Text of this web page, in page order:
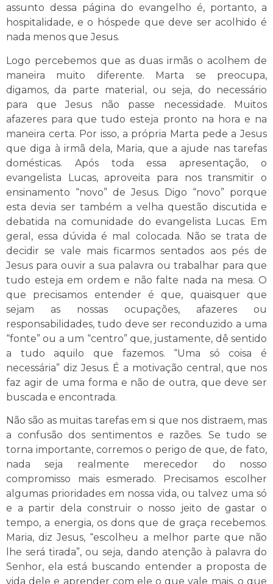
assunto dessa página do evangelho é, portanto, a
hospitalidade, e o hóspede que deve ser acolhido é
nada menos que Jesus.
Logo percebemos que as duas irmãs o acolhem de
maneira muito diferente. Marta se preocupa,
digamos, da parte material, ou seja, do necessário
para que Jesus não passe necessidade. Muitos
afazeres para que tudo esteja pronto na hora e na
maneira certa. Por isso, a própria Marta pede a Jesus
que diga à irmã dela, Maria, que a ajude nas tarefas
domésticas. Após toda essa apresentação, o
evangelista Lucas, aproveita para nos transmitir o
ensinamento “novo” de Jesus. Digo “novo” porque
esta devia ser também a velha questão discutida e
debatida na comunidade do evangelista Lucas. Em
geral, essa dúvida é mal colocada. Não se trata de
decidir se vale mais ficarmos sentados aos pés de
Jesus para ouvir a sua palavra ou trabalhar para que
tudo esteja em ordem e não falte nada na mesa. O
que precisamos entender é que, quaisquer que
sejam as nossas ocupações, afazeres ou
responsabilidades, tudo deve ser reconduzido a uma
“fonte” ou a um “centro” que, justamente, dê sentido
a tudo aquilo que fazemos. “Uma só coisa é
necessária” diz Jesus. É a motivação central, que nos
faz agir de uma forma e não de outra, que deve ser
buscada e encontrada.
Não são as muitas tarefas em si que nos distraem, mas
a confusão dos sentimentos e razões. Se tudo se
torna importante, corremos o perigo de que, de fato,
nada seja realmente merecedor do nosso
compromisso mais esmerado. Precisamos escolher
algumas prioridades em nossa vida, ou talvez uma só
e a partir dela construir o nosso jeito de gastar o
tempo, a energia, os dons que de graça recebemos.
Maria, diz Jesus, “escolheu a melhor parte que não
lhe será tirada”, ou seja, dando atenção à palavra do
Senhor, ela está buscando entender a proposta de
vida dele e aprender com ele o que vale mais, o que